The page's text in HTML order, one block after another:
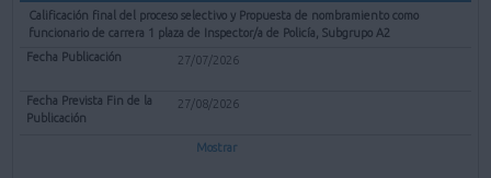
Calificación final del proceso selectivo y Propuesta de nombramiento como
funcionario de carrera 1 plaza de Inspector/a de Policía, Subgrupo A2
27/07/2026
27/08/2026
Mostrar